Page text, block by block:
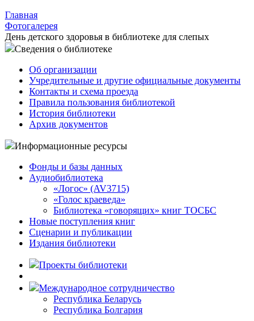
Главная
Фотогалерея
День детского здоровья в библиотеке для слепых
Сведения о библиотеке
Об организации
Учредительные и другие официальные документы
Контакты и схема проезда
Правила пользования библиотекой
История библиотеки
Архив документов
Информационные ресурсы
Фонды и базы данных
Аудиобиблиотека
«Логос» (AV3715)
«Голос краеведа»
Библиотека «говорящих» книг ТОСБС
Новые поступления книг
Сценарии и публикации
Издания библиотеки
Проекты библиотеки
Международное сотрудничество
Республика Беларусь
Республика Болгария